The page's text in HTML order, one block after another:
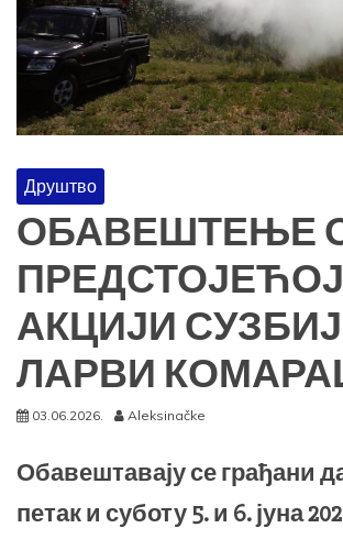
Друштво
ОБАВЕШТЕЊЕ
ПРЕДСТОЈЕЋОЈ
АКЦИЈИ
ЛАРВИ
03.06.2026. Aleksinačke
Обавештавају се грађани
петак и суботу 5. и 6. јуна